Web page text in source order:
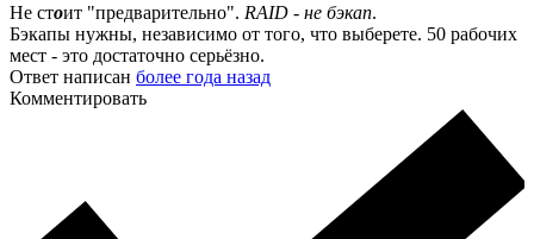
Не стоит "предварительно". RAID - не бэкап.
Бэкапы нужны, независимо от того, что выберете. 50 рабочих
мест - это достаточно серьёзно.
Ответ написан более года назад
Комментировать